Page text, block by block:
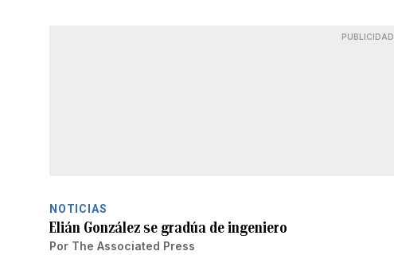
PUBLICIDAD
NOTICIAS
Elián González se gradúa de ingeniero
Por The Associated Press